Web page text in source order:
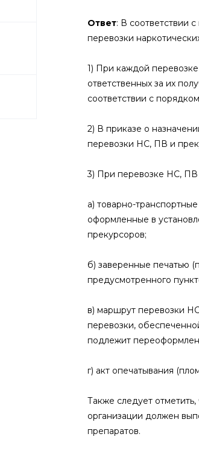
Ответ: В соответствии
перевозки
1) При каждой
ответственных за их
соответствии с
2) В приказе о
перевозки НС, ПВ и
3) При перевозке НС, ПВ
а) товарно-
оформленные в
прекурсоров;
б) заверенные печатью
предусмотренного
в) маршрут перевозки
перевозки,
подлежит
г) акт опечатывания
Также следует
организации должен
препаратов.